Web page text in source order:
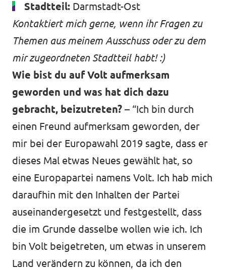
Stadtteil: Darmstadt-Ost
Kontaktiert mich gerne, wenn ihr Fragen zu
Themen aus meinem Ausschuss oder zu dem
mir zugeordneten Stadtteil habt! :)
Wie bist du auf Volt aufmerksam
geworden und was hat dich dazu
gebracht, beizutreten? – “Ich bin durch
einen Freund aufmerksam geworden, der
mir bei der Europawahl 2019 sagte, dass er
dieses Mal etwas Neues gewählt hat, so
eine Europapartei namens Volt. Ich hab mich
daraufhin mit den Inhalten der Partei
auseinandergesetzt und festgestellt, dass
die im Grunde dasselbe wollen wie ich. Ich
bin Volt beigetreten, um etwas in unserem
Land verändern zu können, da ich den